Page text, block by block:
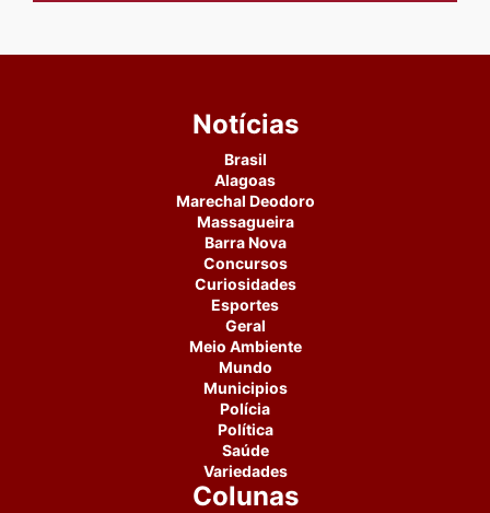
Notícias
Brasil
Alagoas
Marechal Deodoro
Massagueira
Barra Nova
Concursos
Curiosidades
Esportes
Geral
Meio Ambiente
Mundo
Municipios
Polícia
Política
Saúde
Variedades
Colunas